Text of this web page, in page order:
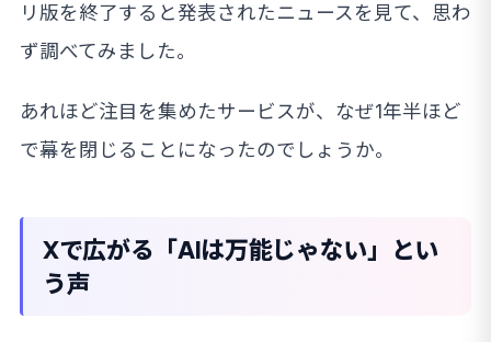
リ版を終了すると発表されたニュースを見て、思わ
ず調べてみました。
あれほど注目を集めたサービスが、なぜ1年半ほど
で幕を閉じることになったのでしょうか。
Xで広がる「AIは万能じゃない」とい
う声